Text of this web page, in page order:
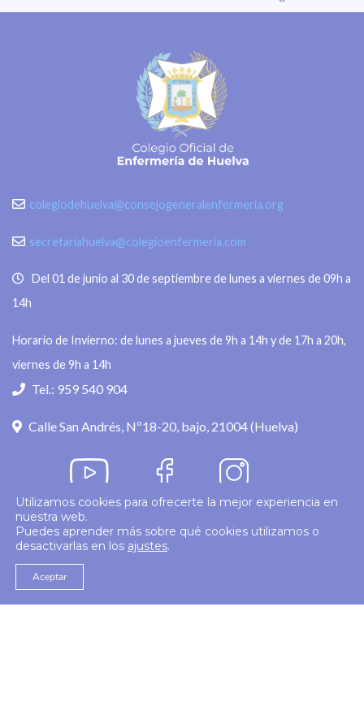
colegiodehuelva@consejogeneralenfermeria.org
secretariahuelva@colegioenfermeria.com
Del 01 de junio al 30 de septiembre de lunes a viernes de 09h a
14h
Horario de Invierno: de lunes a jueves de 9h a 14h y de 17h a 20h,
viernes de 9h a 14h
Tel.: 959 540 904
Calle San Andrés, Nº18-20, bajo, 21004 (Huelva)
© 2026 Colegio Enfermería Huelva
Utilizamos cookies para ofrecerte la mejor experiencia en
nuestra web.
Puedes aprender más sobre qué cookies utilizamos o
desactivarlas en los ajustes.
Aceptar